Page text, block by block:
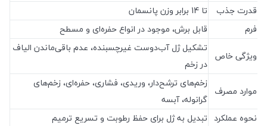
قدرت جذب
تا 14 برابر وزن پانسمان
فرم
قابل برش، موجود در انواع حفره‌ای و مسطح
ویژگی خاص
تشکیل ژل آب‌دوست غیرچسبنده، عدم باقی‌ماندن الیاف
در زخم
موارد مصرف
زخم‌های ترشح‌دار، وریدی، فشاری، حفره‌ای، زخم‌های
گرانوله، آبسه
نحوه عملکرد تبدیل به ژل برای حفظ رطوبت و تسریع ترمیم